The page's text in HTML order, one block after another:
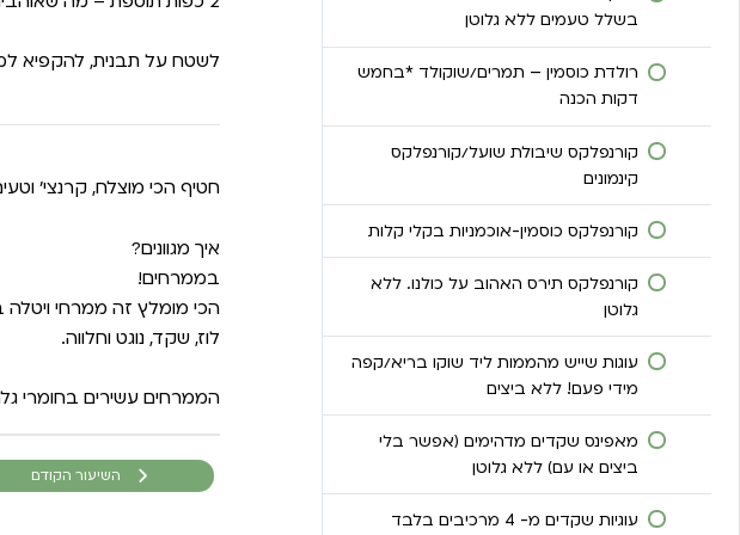
מלוואח היסטרי עדשים- עגבניות ופסטו!
מלוואח מקמח חומוס, פסטו ושומשום שחור
לחם בירה
מיני בורקסים ממולאים בגבינות טבעוניות
בשלל טעמים ללא גלוטן
רולדת כוסמין – תמרים/שוקולד *בחמש
דקות הכנה
קורנפלקס שיבולת שועל/קורנפלקס
קינמונים
קורנפלקס כוסמין-אוכמניות בקלי קלות
קורנפלקס תירס האהוב על כולנו. ללא
גלוטן
עוגות שייש מהממות ליד שוקו בריא/קפה
מידי פעם! ללא ביצים
מאפינס שקדים מדהימים (אפשר בלי
ביצים או עם) ללא גלוטן
עוגיות שקדים מ- 4 מרכיבים בלבד
לשטח על תבנית, להקפיא למשך 3 שעות, לפרוס לריבועים
חטיף הכי מוצלח, קרנצי’
איך מגוונים?
בממרחים!
הכי מומלץ זה ממרחי
לוז, שקד, נוגט וחלווה.
הממרחים עשירים בחומרי
השיעור הקודם